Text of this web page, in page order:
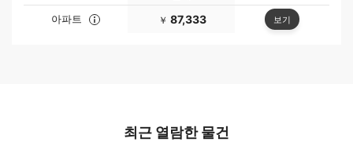
아파트
￥ 87,333 보기
최근 열람한 물건